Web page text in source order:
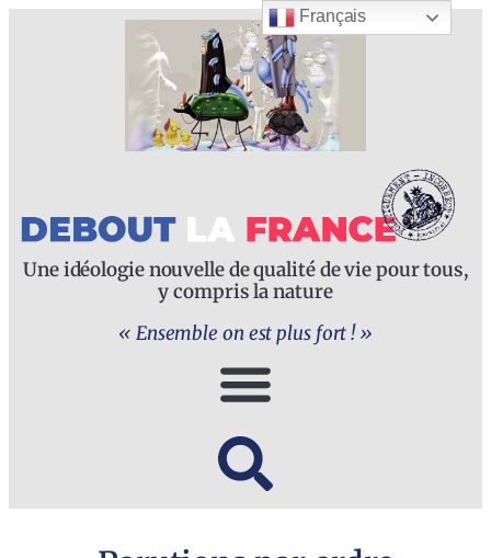
Une idéologie nouvelle de qualité de vie pour tous,
y compris la nature
« Ensemble on est plus fort ! »
Français